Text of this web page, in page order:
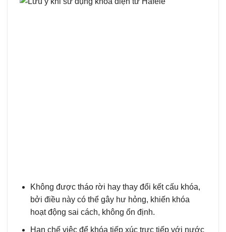
Không được tháo rời hay thay đổi kết cấu khóa,
bởi điều này có thể gây hư hỏng, khiến khóa
hoạt động sai cách, không ổn định.
Hạn chế việc để khóa tiếp xúc trực tiếp với nước